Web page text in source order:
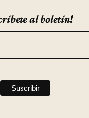
al boletín!